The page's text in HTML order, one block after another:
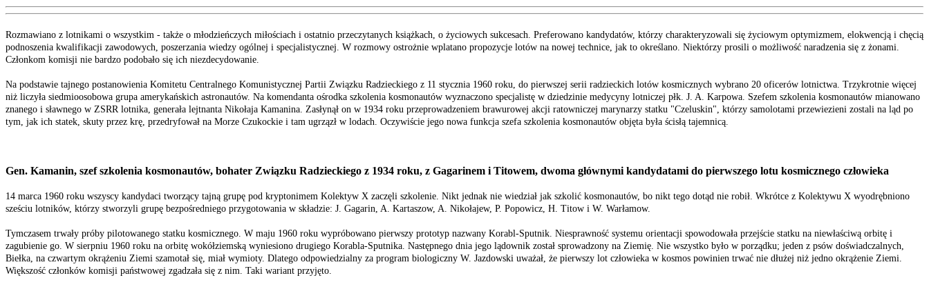
Rozmawiano z lotnikami o wszystkim - także o młodzieńczych miłościach i ostatnio przeczytanych książkach, o życiowych sukcesach. Preferowano kandydatów, którzy charakteryzowali się życiowym optymizmem, elokwencją i chęcią
podnoszenia kwalifikacji zawodowych, poszerzania wiedzy ogólnej i specjalistycznej. W rozmowy ostrożnie wplatano propozycje lotów na nowej technice, jak to określano. Niektórzy prosili o możliwość naradzenia się z żonami.
Członkom komisji nie bardzo podobało się ich niezdecydowanie.
Na podstawie tajnego postanowienia Komitetu Centralnego Komunistycznej Partii Związku Radzieckiego z 11 stycznia 1960 roku, do pierwszej serii radzieckich lotów kosmicznych wybrano 20 oficerów lotnictwa. Trzykrotnie więcej
niż liczyła siedmioosobowa grupa amerykańskich astronautów. Na komendanta ośrodka szkolenia kosmonautów wyznaczono specjalistę w dziedzinie medycyny lotniczej płk. J. A. Karpowa. Szefem szkolenia kosmonautów mianowano
znanego i sławnego w ZSRR lotnika, generała lejtnanta Nikołaja Kamanina. Zasłynął on w 1934 roku przeprowadzeniem brawurowej akcji ratowniczej marynarzy statku "Czeluskin", którzy samolotami przewiezieni zostali na ląd po
tym, jak ich statek, skuty przez krę, przedryfował na Morze Czukockie i tam ugrzązł w lodach. Oczywiście jego nowa funkcja szefa szkolenia kosmonautów objęta była ścisłą tajemnicą.
Gen. Kamanin, szef szkolenia kosmonautów, bohater Związku Radzieckiego z 1934 roku, z Gagarinem i Titowem, dwoma głównymi kandydatami do pierwszego lotu kosmicznego człowieka
14 marca 1960 roku wszyscy kandydaci tworzący tajną grupę pod kryptonimem Kolektyw X zaczęli szkolenie. Nikt jednak nie wiedział jak szkolić kosmonautów, bo nikt tego dotąd nie robił. Wkrótce z Kolektywu X wyodrębniono
sześciu lotników, którzy stworzyli grupę bezpośredniego przygotowania w składzie: J. Gagarin, A. Kartaszow, A. Nikołajew, P. Popowicz, H. Titow i W. Warłamow.
Tymczasem trwały próby pilotowanego statku kosmicznego. W maju 1960 roku wypróbowano pierwszy prototyp nazwany Korabl-Sputnik. Niesprawność systemu orientacji spowodowała przejście statku na niewłaściwą orbitę i
zagubienie go. W sierpniu 1960 roku na orbitę wokółziemską wyniesiono drugiego Korabla-Sputnika. Następnego dnia jego lądownik został sprowadzony na Ziemię. Nie wszystko było w porządku; jeden z psów doświadczalnych,
Biełka, na czwartym okrążeniu Ziemi szamotał się, miał wymioty. Dlatego odpowiedzialny za program biologiczny W. Jazdowski uważał, że pierwszy lot człowieka w kosmos powinien trwać nie dłużej niż jedno okrążenie Ziemi.
Większość członków komisji państwowej zgadzała się z nim. Taki wariant przyjęto.